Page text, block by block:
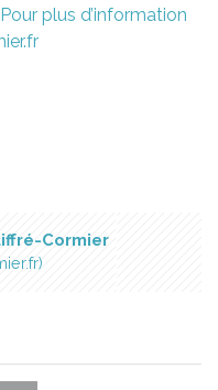
plus d’information
Cormier